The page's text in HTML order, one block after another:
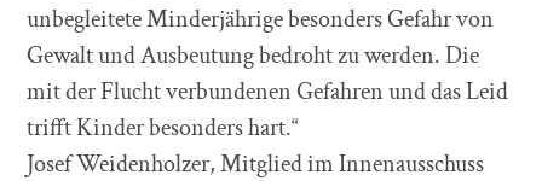
unbegleitete Minderjährige besonders Gefahr von
Gewalt und Ausbeutung bedroht zu werden. Die
mit der Flucht verbundenen Gefahren und das Leid
trifft Kinder besonders hart.“
Josef Weidenholzer, Mitglied im Innenausschuss